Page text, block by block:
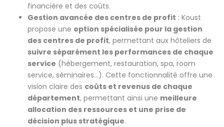
financière et des coûts.
Gestion avancée des centres de profit : Koust
propose une option spécialisée pour la gestion
des centres de profit, permettant aux hôteliers de
suivre séparément les performances de chaque
service (hébergement, restauration, spa, room
service, séminaires…). Cette fonctionnalité offre une
vision claire des coûts et revenus de chaque
département, permettant ainsi une meilleure
allocation des ressources et une prise de
décision plus stratégique.